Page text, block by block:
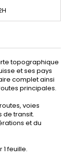
topographique
et ses pays
complet ainsi
principales.
voies
transit.
et du
feuille.